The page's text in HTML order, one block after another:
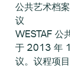
公共艺术档
议
WESTAF 公
于 2013 年
议。议程项